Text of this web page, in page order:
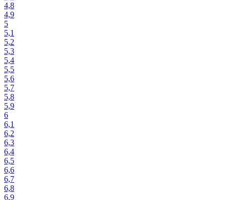
4,8
4,9
5
5,1
5,2
5,3
5,4
5,5
5,6
5,7
5,8
5,9
6
6,1
6,2
6,3
6,4
6,5
6,6
6,7
6,8
6,9